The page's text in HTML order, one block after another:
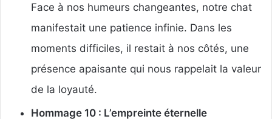
Face à nos humeurs changeantes, notre chat
manifestait une patience infinie. Dans les
moments difficiles, il restait à nos côtés, une
présence apaisante qui nous rappelait la valeur
de la loyauté.
Hommage 10 : L’empreinte éternelle